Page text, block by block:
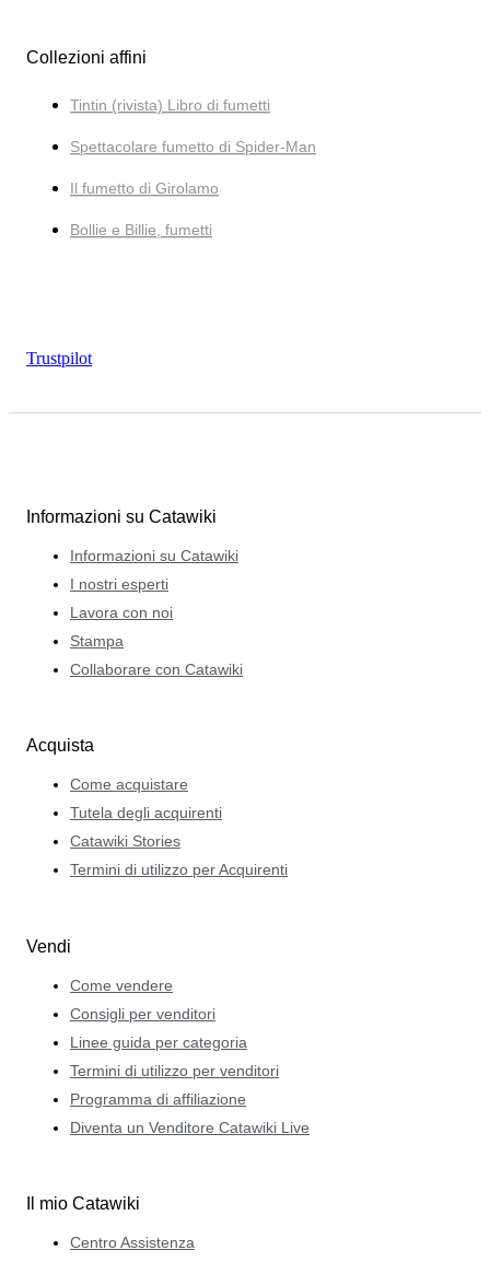
Collezioni affini
Tintin (rivista) Libro di fumetti
Spettacolare fumetto di Spider-Man
Il fumetto di Girolamo
Bollie e Billie, fumetti
Trustpilot
Informazioni su Catawiki
Informazioni su Catawiki
I nostri esperti
Lavora con noi
Stampa
Collaborare con Catawiki
Acquista
Come acquistare
Tutela degli acquirenti
Catawiki Stories
Termini di utilizzo per Acquirenti
Vendi
Come vendere
Consigli per venditori
Linee guida per categoria
Termini di utilizzo per venditori
Programma di affiliazione
Diventa un Venditore Catawiki Live
Il mio Catawiki
Centro Assistenza